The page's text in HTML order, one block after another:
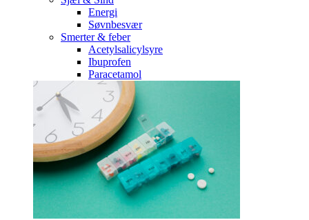
Energi
Søvnbesvær
Smerter & feber
Acetylsalicylsyre
Ibuprofen
Paracetamol